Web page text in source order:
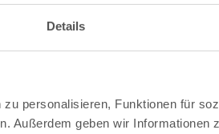
Details
personalisieren, Funktionen für
Außerdem geben wir Informationen